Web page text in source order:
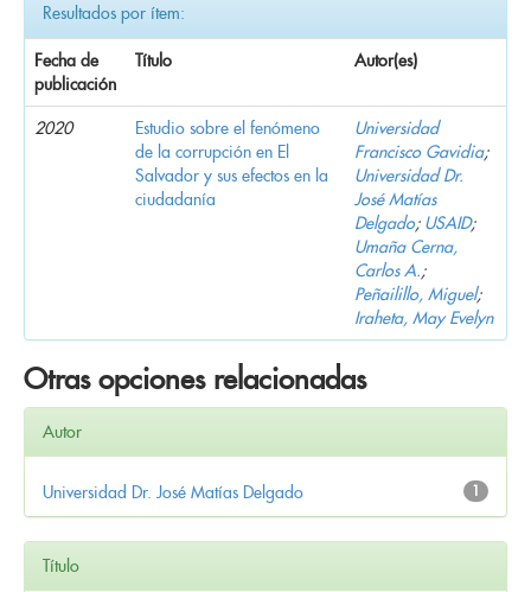
Resultados por ítem:
Fecha de
publicación
Título Autor(es)
2020
Estudio sobre el fenómeno
de la corrupción en El
Salvador y sus efectos en la
ciudadanía
Universidad
Francisco Gavidia;
Universidad Dr.
José Matías
Delgado; USAID;
Umaña Cerna,
Carlos A.;
Peñailillo, Miguel;
Iraheta, May Evelyn
Otras opciones relacionadas
Autor
1
Universidad Dr. José Matías Delgado
Título